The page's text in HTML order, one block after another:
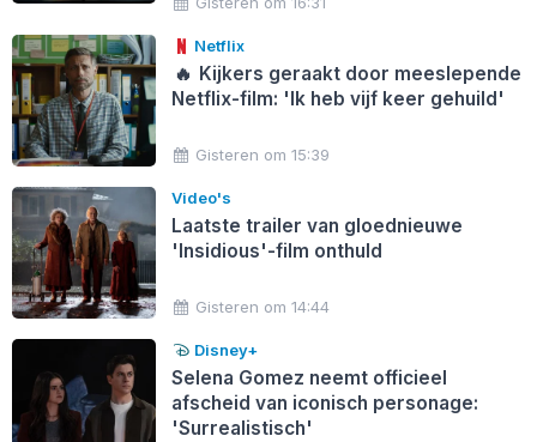
Netflix
🔥 Kijkers geraakt door meeslepende
Netflix-film: 'Ik heb vijf keer gehuild'
Gisteren om 15:39
Video's
Laatste trailer van gloednieuwe
'Insidious'-film onthuld
Gisteren om 14:44
Disney+
Selena Gomez neemt officieel
afscheid van iconisch personage:
'Surrealistisch'